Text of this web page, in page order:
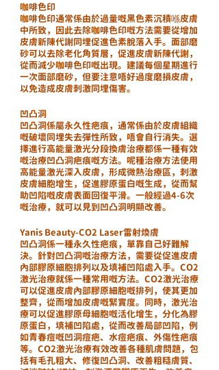
咖啡色印
咖啡色印通常係由於過量嘅黑色素沉積喺皮膚
中所致，因此去除咖啡色印嘅方法需要從增加
皮膚新陳代謝同埋促進色素脫落入手。面部磨
砂可以去除老化角質層，促進皮膚新陳代謝，
從而減少咖啡色印嘅出現。建議每個星期進行
一次面部磨砂，但要注意唔好過度磨損皮膚，
以免造成皮膚刺激同埋傷害。
凹凸洞
凹凸洞係屬永久性疤痕，通常係由於皮膚組織
嘅破壞同埋失去彈性所致，唔會自行消失。選
擇進行高能量激光分段換膚治療都係一種有效
嘅治療凹凸洞疤痕嘅方法。呢種治療方法使用
高能量激光深入皮膚，形成微熱治療區，刺激
皮膚細胞增生，促進膠原蛋白嘅生成，從而幫
助凹陷嘅皮膚表面回復平滑。一般經過4-6次
嘅治療，就可以見到凹凸洞明顯改善。
Yanis Beauty-CO2 Laser雷射煥膚
凹凸洞係一種永久性疤痕，單靠自己好難解
決。針對凹凸洞嘅治療方法，需要從促進皮膚
內部膠原細胞排列以及填補凹陷處入手。CO2
激光治療就係一種常用嘅方法。CO2激光治療
可以促進皮膚內部膠原細胞嘅排列，使其更加
整齊，從而增加皮膚嘅緊實度。同時，激光治
療可以促進膠原母細胞嘅活化增生，分化為膠
原蛋白，填補凹陷處，從而改善局部凹陷，例
如青春痘嘅凹洞痘疤、水痘疤痕、外傷性疤痕
等。CO2激光治療有效改善各種肌膚問題，包
括有毛孔粗大、修復凹凸洞、改善粗糙膚質、